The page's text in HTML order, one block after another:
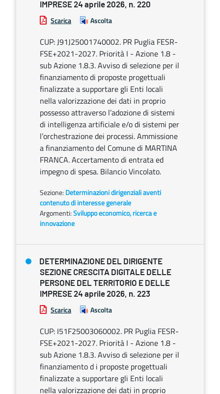
IMPRESE 24 aprile 2026, n. 220
Scarica Ascolta
CUP: J91J25001740002. PR Puglia FESR-
FSE+2021-2027. Priorità I - Azione 1.8 -
sub Azione 1.8.3. Avviso di selezione per il
finanziamento di proposte progettuali
finalizzate a supportare gli Enti locali
nella valorizzazione dei dati in proprio
possesso attraverso l’adozione di sistemi
di intelligenza artificiale e/o di sistemi per
l’orchestrazione dei processi. Ammissione
a finanziamento del Comune di MARTINA
FRANCA. Accertamento di entrata ed
impegno di spesa. Bilancio Vincolato.
Sezione: Determinazioni dirigenziali aventi
contenuto di interesse generale
Argomenti:Sviluppo economico, ricerca e
innovazione
DETERMINAZIONE DEL DIRIGENTE
SEZIONE CRESCITA DIGITALE DELLE
PERSONE DEL TERRITORIO E DELLE
IMPRESE 24 aprile 2026, n. 223
Scarica Ascolta
CUP: I51F25003060002. PR Puglia FESR-
FSE+2021-2027. Priorità I - Azione 1.8 -
sub Azione 1.8.3. Avviso di selezione per il
finanziamento d i proposte progettuali
finalizzate a supportare gli Enti locali
nella valorizzazione dei dati in proprio